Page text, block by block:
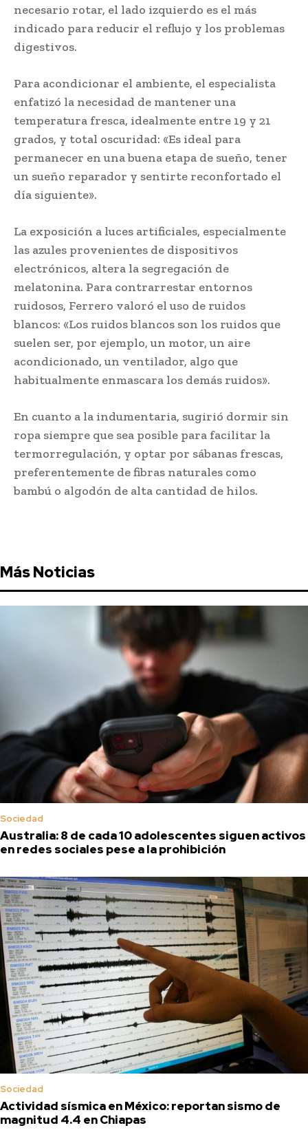
necesario rotar, el lado izquierdo es el más
indicado para reducir el reflujo y los problemas
digestivos.
Para acondicionar el ambiente, el especialista
enfatizó la necesidad de mantener una
temperatura fresca, idealmente entre 19 y 21
grados, y total oscuridad: «Es ideal para
permanecer en una buena etapa de sueño, tener
un sueño reparador y sentirte reconfortado el
día siguiente».
La exposición a luces artificiales, especialmente
las azules provenientes de dispositivos
electrónicos, altera la segregación de
melatonina. Para contrarrestar entornos
ruidosos, Ferrero valoró el uso de ruidos
blancos: «Los ruidos blancos son los ruidos que
suelen ser, por ejemplo, un motor, un aire
acondicionado, un ventilador, algo que
habitualmente enmascara los demás ruidos».
En cuanto a la indumentaria, sugirió dormir sin
ropa siempre que sea posible para facilitar la
termorregulación, y optar por sábanas frescas,
preferentemente de fibras naturales como
bambú o algodón de alta cantidad de hilos.
Más Noticias
Sociedad
Australia: 8 de cada 10 adolescentes siguen activos
en redes sociales pese a la prohibición
Sociedad
Actividad sísmica en México: reportan sismo de
magnitud 4.4 en Chiapas